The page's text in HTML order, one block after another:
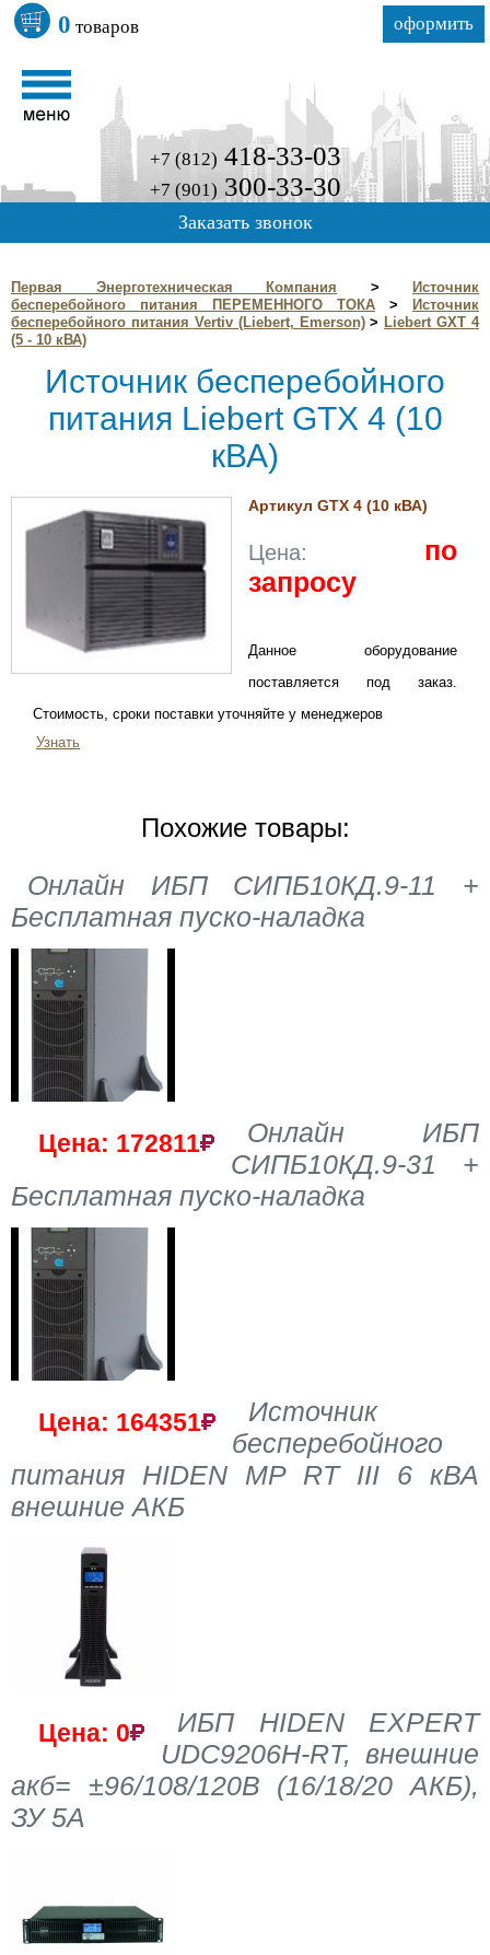
0 товаров оформить
+7 (812) 418-33-03
+7 (901) 300-33-30
Заказать звонок
Первая Энерготехническая Компания >
Источник
бесперебойного питания ПЕРЕМЕННОГО ТОКА >
Источник
бесперебойного питания Vertiv (Liebert, Emerson)> Liebert GXT 4
(5 - 10 кВА)
Источник бесперебойного
питания Liebert GTX 4 (10
кВА)
Артикул GTX 4 (10 кВА)
Цена: по
запросу
Данное оборудование
поставляется под заказ.
Стоимость, сроки поставки уточняйте у менеджеров
Узнать
Похожие товары:
Онлайн ИБП СИПБ10КД.9-11 +
Бесплатная пуско-наладка
Цена: 172811
Онлайн ИБП
СИПБ10КД.9-31 +
Бесплатная пуско-наладка
Цена: 164351
Источник
бесперебойного
питания HIDEN MP RT III 6 кВА
внешние АКБ
Цена: 0
ИБП HIDEN EXPERT
UDC9206H-RT, внешние
акб= ±96/108/120В (16/18/20 АКБ),
ЗУ 5А